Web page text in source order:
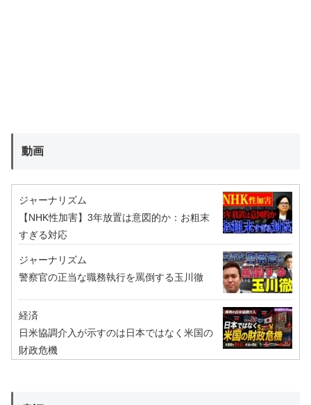
動画
ジャーナリズム
【NHK性加害】3年放置は意図的か：お粗末
すぎる対応
ジャーナリズム
警察官の正当な職務執行を罵倒する玉川徹
経済
日米協調介入が示すのは日本ではなく米国の
財政危機